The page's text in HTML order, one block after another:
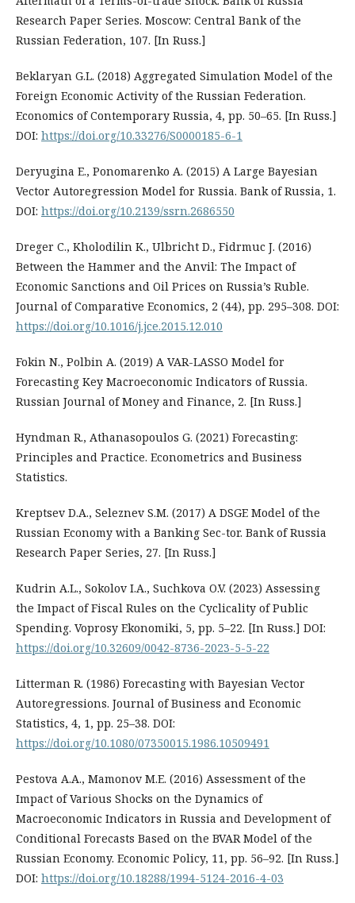
Research Paper Series. Moscow: Central Bank of the
Russian Federation, 107. [In Russ.]
Beklaryan G.L. (2018) Aggregated Simulation Model of the
Foreign Economic Activity of the Russian Federation.
Economics of Contemporary Russia, 4, pp. 50–65. [In Russ.]
DOI: https://doi.org/10.33276/S0000185-6-1
Deryugina E., Ponomarenko A. (2015) A Large Bayesian
Vector Autoregression Model for Russia. Bank of Russia, 1.
DOI: https://doi.org/10.2139/ssrn.2686550
Dreger C., Kholodilin K., Ulbricht D., Fidrmuc J. (2016)
Between the Hammer and the Anvil: The Impact of
Economic Sanctions and Oil Prices on Russia’s Ruble.
Journal of Comparative Economics, 2 (44), pp. 295–308. DOI:
https://doi.org/10.1016/j.jce.2015.12.010
Fokin N., Polbin A. (2019) A VAR-LASSO Model for
Forecasting Key Macroeconomic Indicators of Russia.
Russian Journal of Money and Finance, 2. [In Russ.]
Hyndman R., Athanasopoulos G. (2021) Forecasting:
Principles and Practice. Econometrics and Business
Statistics.
Kreptsev D.A., Seleznev S.M. (2017) A DSGE Model of the
Russian Economy with a Banking Sec-tor. Bank of Russia
Research Paper Series, 27. [In Russ.]
Kudrin A.L., Sokolov I.A., Suchkova O.V. (2023) Assessing
the Impact of Fiscal Rules on the Cyclicality of Public
Spending. Voprosy Ekonomiki, 5, pp. 5–22. [In Russ.] DOI:
https://doi.org/10.32609/0042-8736-2023-5-5-22
Litterman R. (1986) Forecasting with Bayesian Vector
Autoregressions. Journal of Business and Economic
Statistics, 4, 1, pp. 25–38. DOI:
https://doi.org/10.1080/07350015.1986.10509491
Pestova A.A., Mamonov M.E. (2016) Assessment of the
Impact of Various Shocks on the Dynamics of
Macroeconomic Indicators in Russia and Development of
Conditional Forecasts Based on the BVAR Model of the
Russian Economy. Economic Policy, 11, pp. 56–92. [In Russ.]
DOI: https://doi.org/10.18288/1994-5124-2016-4-03